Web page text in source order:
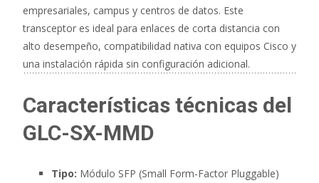
empresariales, campus y centros de datos. Este
transceptor es ideal para enlaces de corta distancia con
alto desempeño, compatibilidad nativa con equipos Cisco y
una instalación rápida sin configuración adicional.
Características técnicas del
GLC-SX-MMD
Tipo: Módulo SFP (Small Form-Factor Pluggable)